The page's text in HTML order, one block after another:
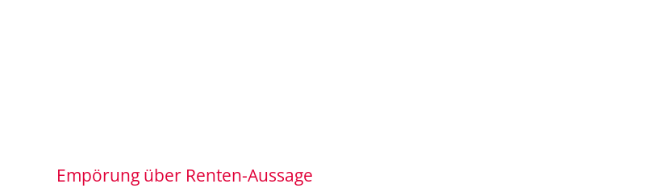
Empörung über Renten-Aussage